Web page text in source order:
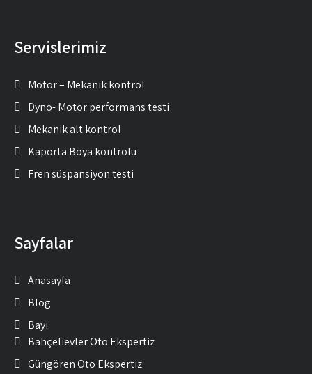
Servislerimiz
Motor – Mekanik kontrol
Dyno- Motor performans testi
Mekanik alt kontrol
Kaporta Boya kontrolü
Fren süspansiyon testi
Sayfalar
Anasayfa
Blog
Bayi
Bahçelievler Oto Ekspertiz
Güngören Oto Ekspertiz